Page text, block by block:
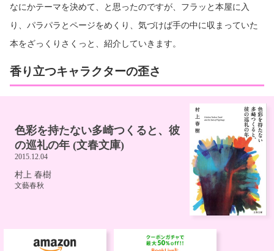
なにかテーマを決めて、と思ったのですが、フラッと本屋に入
り、パラパラとページをめくり、気づけば手の中に収まっていた
本をざっくりさくっと、紹介していきます。
香り立つキャラクターの歪さ